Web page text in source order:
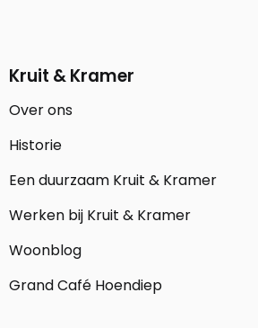
Kruit & Kramer
Over ons
Historie
Een duurzaam Kruit & Kramer
Werken bij Kruit & Kramer
Woonblog
Grand Café Hoendiep